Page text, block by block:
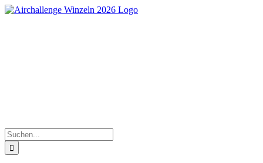
Zum
Suche
nach: